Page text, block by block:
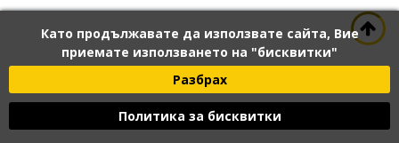
Като продължавате да използвате сайта, Вие
приемате използването на "бисквитки"
Разбрах
Политика за бисквитки